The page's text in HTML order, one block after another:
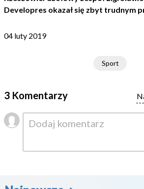
Developres okazał się zbyt trudnym
04 luty 2019
Sport
3 Komentarzy